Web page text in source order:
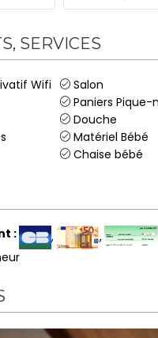
SERVICES
Wifi
Salon
Paniers Pique-
Douche
Matériel Bébé
Chaise bébé
: